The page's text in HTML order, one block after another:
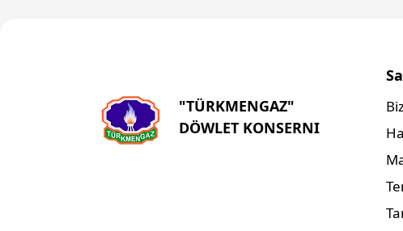
"TÜRKMENGAZ"
DÖWLET KONSERNI